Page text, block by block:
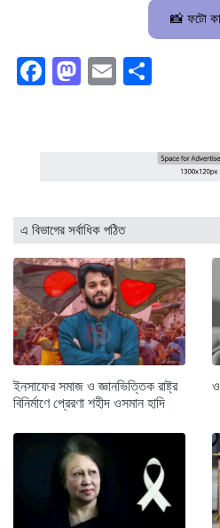
📸 ফটো
Facebook
Mastodon
Email
এ বিভাগের সর্বাধিক পঠিত
ইনসাফের সমাজ ও জ্ঞানভিত্তিক রাষ্ট্র
বিনির্মাণে প্রেরণা শহীদ ওসমান হাদি